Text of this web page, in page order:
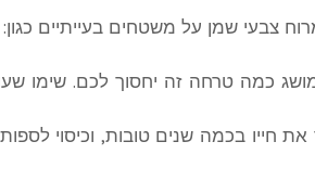
צבעי שמן על משטחים בעייתיים
כמה טרחה זה יחסוך לכם. שימו
חייו בכמה שנים טובות, וכיסוי